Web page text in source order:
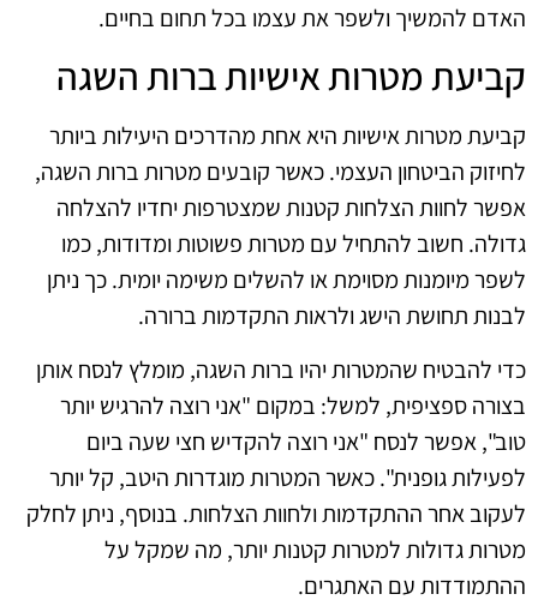
האדם להמשיך ולשפר את עצמו בכל תחום בחיים.
קביעת מטרות אישיות ברות השגה
קביעת מטרות אישיות היא אחת מהדרכים היעילות ביותר
לחיזוק הביטחון העצמי. כאשר קובעים מטרות ברות השגה,
אפשר לחוות הצלחות קטנות שמצטרפות יחדיו להצלחה
גדולה. חשוב להתחיל עם מטרות פשוטות ומדודות, כמו
לשפר מיומנות מסוימת או להשלים משימה יומית. כך ניתן
לבנות תחושת הישג ולראות התקדמות ברורה.
כדי להבטיח שהמטרות יהיו ברות השגה, מומלץ לנסח אותן
בצורה ספציפית, למשל: במקום "אני רוצה להרגיש יותר
טוב", אפשר לנסח "אני רוצה להקדיש חצי שעה ביום
לפעילות גופנית". כאשר המטרות מוגדרות היטב, קל יותר
לעקוב אחר ההתקדמות ולחוות הצלחות. בנוסף, ניתן לחלק
מטרות גדולות למטרות קטנות יותר, מה שמקל על
ההתמודדות עם האתגרים.